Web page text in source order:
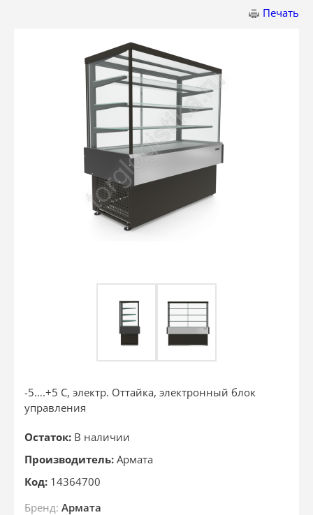
Печать
-5….+5 С, электр. Оттайка, электронный блок
управления
Остаток: В наличии
Производитель: Армата
Код: 14364700
Бренд: Армата